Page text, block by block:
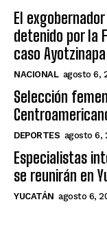
El
detenido por la
caso Ayotzinapa
NACIONAL agosto 6,
Selección
DEPORTES agosto 6,
Especialistas
se reunirán en
YUCATÁN agosto 6,